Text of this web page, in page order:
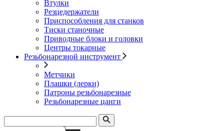
Втулки
Резцедержатели
Приспособления для станков
Тиски станочные
Приводные блоки и головки
Центры токарные
Резьбонарезной инструмент
Метчики
Плашки (лерки)
Патроны резьбонарезные
Резьбонарезные цанги